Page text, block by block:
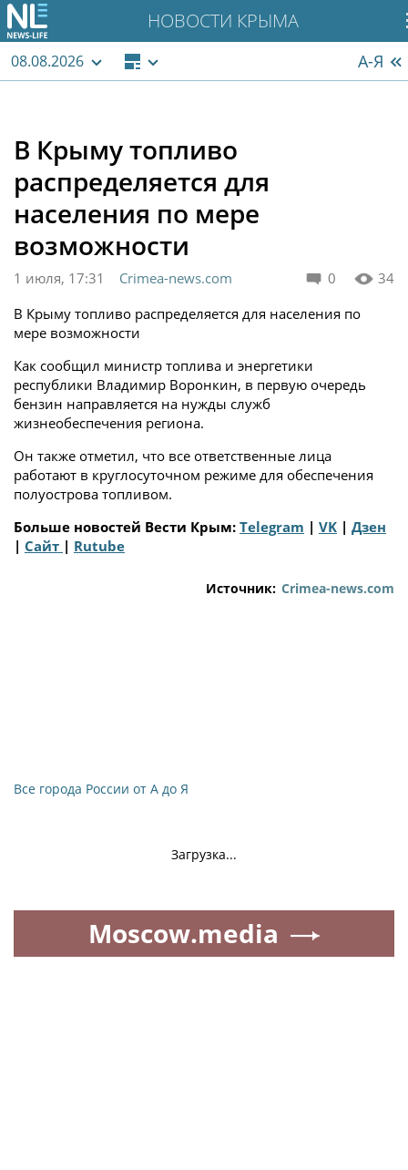
НОВОСТИ КРЫМА
08.08.2026 А-Я
В Крыму топливо
распределяется для
населения по мере
возможности
0 34
1 июля, 17:31
Crimea-news.com
В Крыму топливо распределяется для населения по
мере возможности
Как сообщил министр топлива и энергетики
республики Владимир Воронкин, в первую очередь
бензин направляется на нужды служб
жизнеобеспечения региона.
Он также отметил, что все ответственные лица
работают в круглосуточном режиме для обеспечения
полуострова топливом.
Больше новостей Вести Крым: Telegram | VK | Дзен
| Сайт | Rutube
Источник: Crimea-news.com
Все города России от А до Я
Загрузка...
Moscow.media